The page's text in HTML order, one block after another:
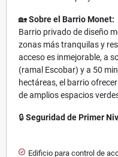
🏡Sobre el Barrio Monet:
Barrio privado de diseño
zonas más tranquilas y
acceso es inmejorable, a
(ramal Escobar) y a 50
hectáreas, el barrio
de amplios espacios
🔒Seguridad de Primer
Edificio para control de